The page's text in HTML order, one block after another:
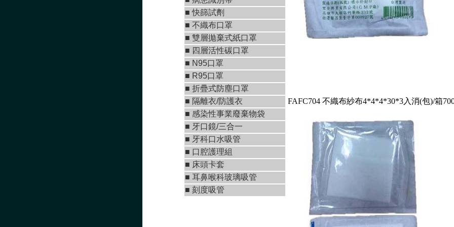
■ 快篩試劑
■ 不織布口罩
■ 雙層拋棄式紙口罩
■ 四層活性碳口罩
■ N95口罩
■ R95口罩
■ 折疊式防塵口罩
■ 隔離衣/防護衣
■ 感染性事業廢棄物袋
■ 牙口鏡/三合一
■ 牙科口水吸管
■ 口腔護理組
■ 床頭卡套
■ 耳鼻喉科玻璃吸管
■ 刻度吸管
FAFC704 不織布紗布4*4*4*30*3入消(包)/箱